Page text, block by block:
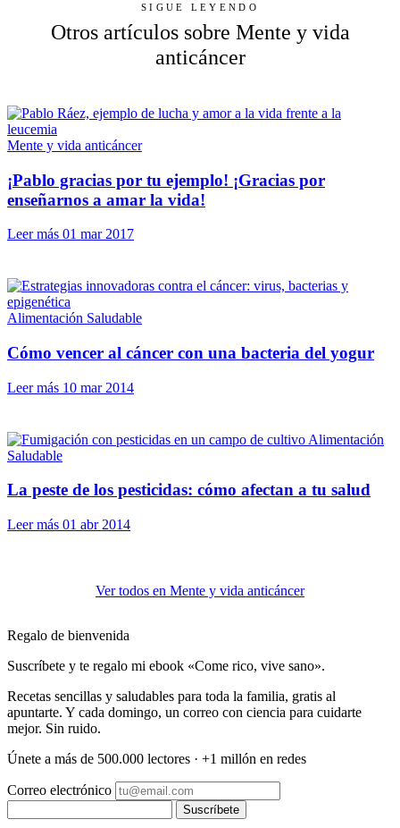
SIGUE LEYENDO
Otros artículos sobre Mente y vida
anticáncer
Mente y vida anticáncer
¡Pablo gracias por tu ejemplo! ¡Gracias por
enseñarnos a amar la vida!
Leer más 01 mar 2017
Alimentación Saludable
Cómo vencer al cáncer con una bacteria del yogur
Leer más 10 mar 2014
Alimentación
Saludable
La peste de los pesticidas: cómo afectan a tu salud
Leer más 01 abr 2014
Ver todos en Mente y vida anticáncer
Regalo de bienvenida
Suscríbete y te regalo mi ebook «Come rico, vive sano».
Recetas sencillas y saludables para toda la familia, gratis al
apuntarte. Y cada domingo, un correo con ciencia para cuidarte
mejor. Sin ruido.
Únete a más de 500.000 lectores · +1 millón en redes
Correo electrónico
Suscríbete